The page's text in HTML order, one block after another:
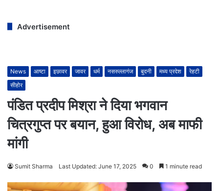
Advertisement